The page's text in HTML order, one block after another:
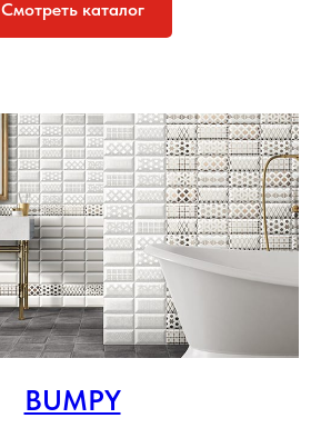
Смотреть каталог
BUMPY